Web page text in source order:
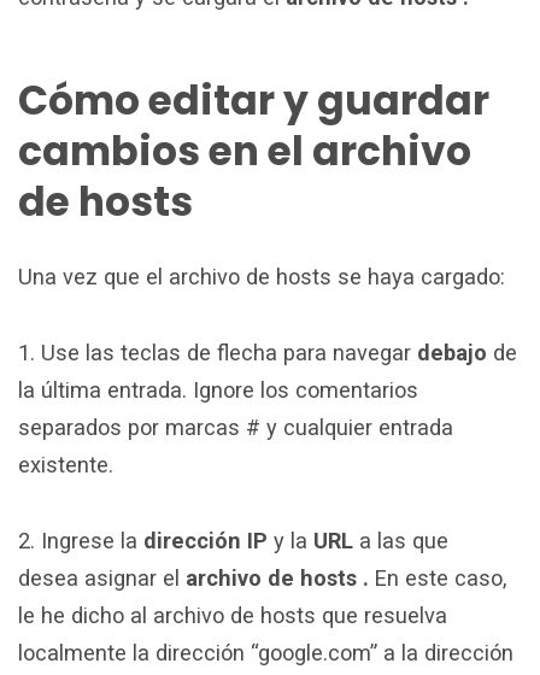
Cómo editar y guardar
cambios en el archivo
de hosts
Una vez que el archivo de hosts se haya cargado:
1. Use las teclas de flecha para navegar debajo de
la última entrada. Ignore los comentarios
separados por marcas # y cualquier entrada
existente.
2. Ingrese la dirección IP y la URL a las que
desea asignar el archivo de hosts . En este caso,
le he dicho al archivo de hosts que resuelva
localmente la dirección “google.com” a la dirección